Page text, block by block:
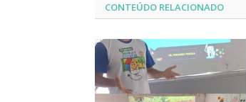
CONTEÚDO RELACIONADO